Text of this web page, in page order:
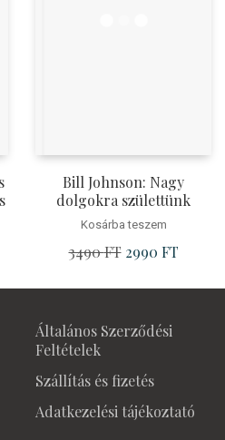
Bill Johnson: Nagy
dolgokra születtünk
Kosárba teszem
3490FT Original
was:
2990 FTCurrent
is:
Általános Szerződési
Feltételek
Szállítás és fizetés
Adatkezelési tájékoztató